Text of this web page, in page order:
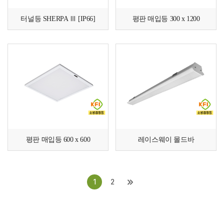
터널등 SHERPA Ⅲ [IP66] 평판 매입등 300 x 1200
평판 매입등 600 x 600 레이스웨이 몰드바
1 2